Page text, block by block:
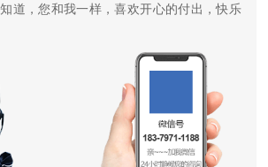
道，您和我一样，喜欢开心的付出，快乐